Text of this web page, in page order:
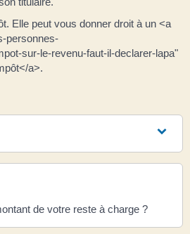
Elle peut vous donner droit à un <a
personnes-
sur-le-revenu-faut-il-declarer-lapa"
a>.
de votre reste à charge ?